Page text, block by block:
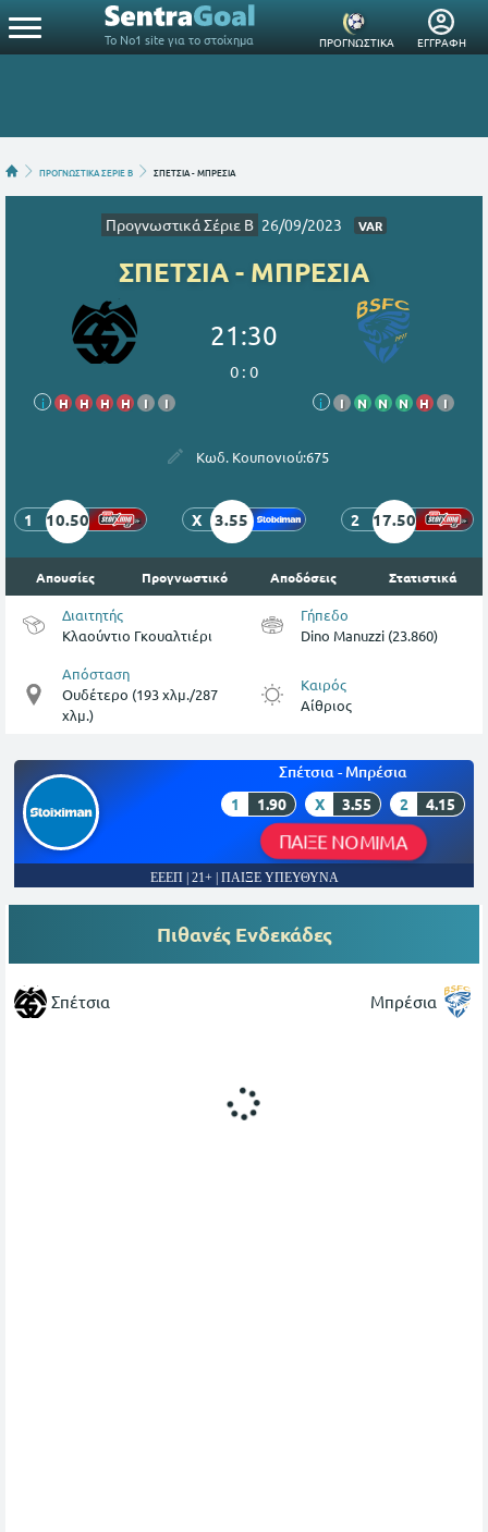
Το Νο1 site για το στοίχημα ΠΡΟΓΝΩΣΤΙΚΑ ΕΓΓΡΑΦΗ
ΠΡΟΓΝΩΣΤΙΚΑ ΣΕΡΙΕ B ΣΠΕΤΣΙΑ - ΜΠΡΕΣΙΑ
Προγνωστικά Σέριε B 26/09/2023 VAR
ΣΠΕΤΣΙΑ - ΜΠΡΕΣΙΑ
i Η Η Η Η Ι Ι
21:30
0: 0
i Ι Ν Ν Ν Η Ι
Κωδ. Κουπονιού:675
1 10.50 X 3.55 2 17.50
Απουσίες Προγνωστικό Αποδόσεις Στατιστικά
Διαιτητής
Κλαούντιο Γκουαλτιέρι
Γήπεδο
Dino Manuzzi (23.860)
Απόσταση
Ουδέτερο (193 χλμ./287
χλμ.)
Καιρός
Αίθριος
Σπέτσια - Μπρέσια
1 1.90 X 3.55 2 4.15
ΠΑΙΞΕ ΝΟΜΙΜΑ
ΕΕΕΠ | 21+ | ΠΑΙΞΕ ΥΠΕΥΘΥΝΑ
Πιθανές Ενδεκάδες
Σπέτσια Μπρέσια